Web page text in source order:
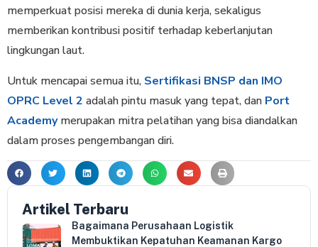
memperkuat posisi mereka di dunia kerja, sekaligus
memberikan kontribusi positif terhadap keberlanjutan
lingkungan laut.
Untuk mencapai semua itu, Sertifikasi BNSP dan IMO
OPRC Level 2 adalah pintu masuk yang tepat, dan Port
Academymerupakan mitra pelatihan yang bisa diandalkan
dalam proses pengembangan diri.
Artikel Terbaru
Bagaimana Perusahaan Logistik
Membuktikan Kepatuhan Keamanan Kargo